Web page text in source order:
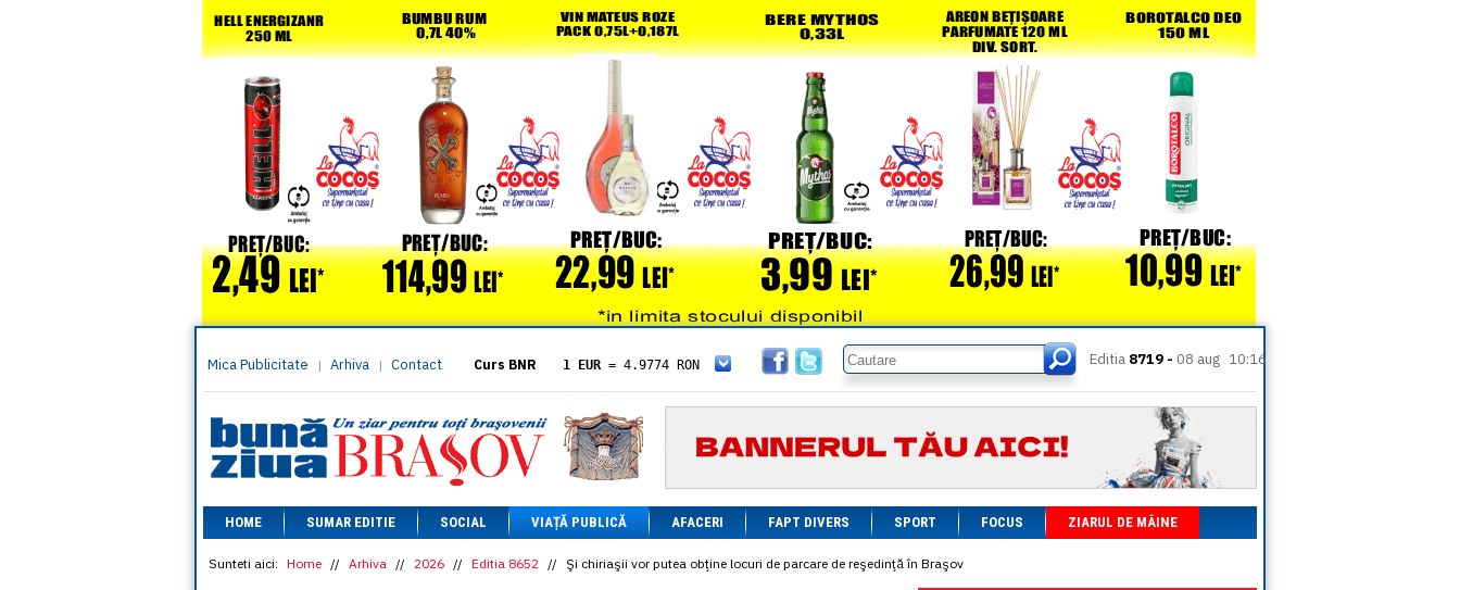
Mica Publicitate | Arhiva | Contact Curs BNR 1 EUR = 4.9774 RON
= 5.8304 RON
1 XAU= 464.4611 RON
1 AED= 1.1933 RON
1 AUD= 2.7957 RON
1 BGN= 2.5449 RON
1 CAD= 3.1559 RON
1 CHF= 5.2813 RON
1 CNY= 0.6015 RON
Editia 8719 - 08 aug 10:16
HOME SUMAR EDITIE SOCIAL VIAȚĂ PUBLICĂ AFACERI FAPT DIVERS SPORT FOCUS ZIARUL DE MÂINE
Sunteti aici: Home // Arhiva // 2026 // Editia 8652 // Şi chiriaşii vor putea obţine locuri de parcare de reşedinţă în Braşov